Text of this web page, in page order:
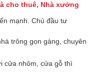
cho thuê, Nhà xưởng
mạnh. Chủ đầu tư
trông gọn gàng, chuyên
cửa nhôm, cửa gỗ thì